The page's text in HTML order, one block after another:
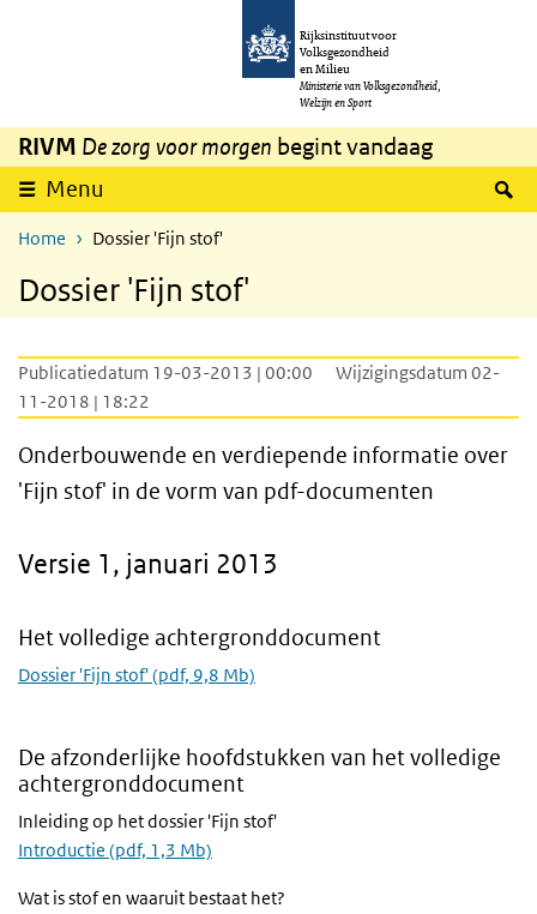
Overslaan en naar de inhoud gaan
Rijksinstituut voor
Volksgezondheid
en Milieu
Ministerie van Volksgezondheid,
Welzijn en Sport
RIVM De zorg voor morgen begint vandaag
Menu
Home Dossier 'Fijn stof'
Dossier 'Fijn stof'
Publicatiedatum 19-03-2013 | 00:00
Wijzigingsdatum 02-
11-2018 | 18:22
Onderbouwende en verdiepende informatie over
'Fijn stof' in de vorm van pdf-documenten
Versie 1, januari 2013
Het volledige achtergronddocument
Dossier 'Fijn stof' (pdf, 9,8 Mb)
De afzonderlijke hoofdstukken van het volledige
achtergronddocument
Inleiding op het dossier 'Fijn stof'
Introductie (pdf, 1,3 Mb)
Wat is stof en waaruit bestaat het?